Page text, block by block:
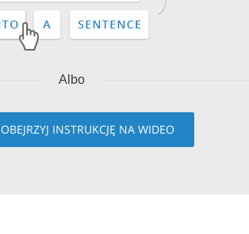
Albo
OBEJRZYJ INSTRUKCJĘ NA WIDEO